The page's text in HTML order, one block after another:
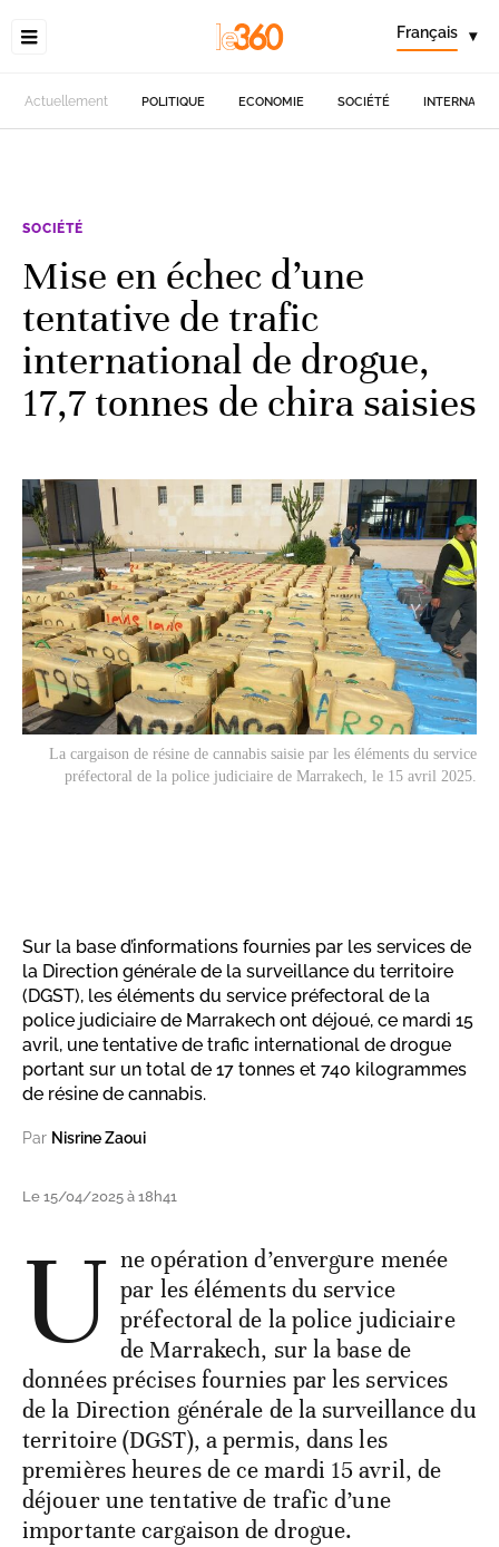
Français ▾
Actuellement POLITIQUE ECONOMIE SOCIÉTÉ
SOCIÉTÉ
Mise en échec d’une
tentative de trafic
international de drogue,
17,7 tonnes de chira saisies
La cargaison de résine de cannabis saisie par les éléments du service
préfectoral de la police judiciaire de Marrakech, le 15 avril 2025.
Sur la base d’informations fournies par les services de
la Direction générale de la surveillance du territoire
(DGST), les éléments du service préfectoral de la
police judiciaire de Marrakech ont déjoué, ce mardi 15
avril, une tentative de trafic international de drogue
portant sur un total de 17 tonnes et 740 kilogrammes
de résine de cannabis.
Par Nisrine Zaoui
Le 15/04/2025 à 18h41
U ne opération d’envergure menée
par les éléments du service
préfectoral de la police judiciaire
de Marrakech, sur la base de
données précises fournies par les services
de la Direction générale de la surveillance du
territoire (DGST), a permis, dans les
premières heures de ce mardi 15 avril, de
déjouer une tentative de trafic d’une
importante cargaison de drogue.